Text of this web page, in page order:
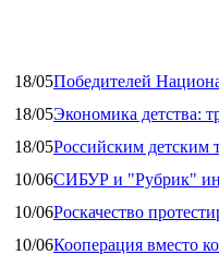
18/05Победителей
18/05Экономика детства:
18/05Российским детским
10/06СИБУР и "Рубрик"
10/06Роскачество
10/06Кооперация вместо